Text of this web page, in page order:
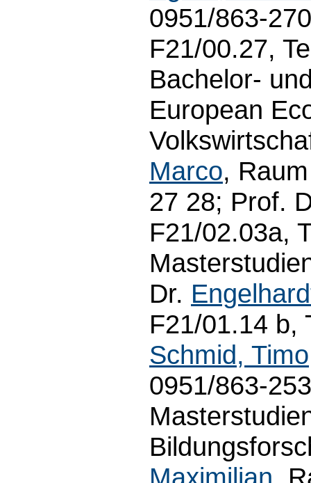
0951/863-
F21/00.27,
Bachelor-
European
Marco,
27 28; Prof.
F21/02.03a,
Dr.
F21/01.14 b,
Schmid, Timo
0951/863-